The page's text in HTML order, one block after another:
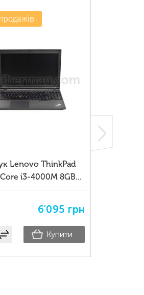
Lenovo ThinkPad
i3-4000M 8GB
6'095 грн
Купити